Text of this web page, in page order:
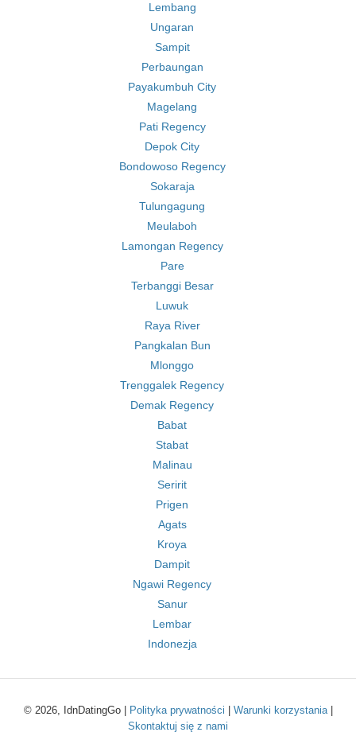
Lembang
Ungaran
Sampit
Perbaungan
Payakumbuh City
Magelang
Pati Regency
Depok City
Bondowoso Regency
Sokaraja
Tulungagung
Meulaboh
Lamongan Regency
Pare
Terbanggi Besar
Luwuk
Raya River
Pangkalan Bun
Mlonggo
Trenggalek Regency
Demak Regency
Babat
Stabat
Malinau
Seririt
Prigen
Agats
Kroya
Dampit
Ngawi Regency
Sanur
Lembar
Indonezja
© 2026, IdnDatingGo | Polityka prywatności Warunki korzystania|
Skontaktuj się z nami